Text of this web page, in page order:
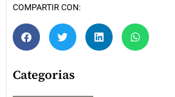
COMPARTIR CON:
Categorias